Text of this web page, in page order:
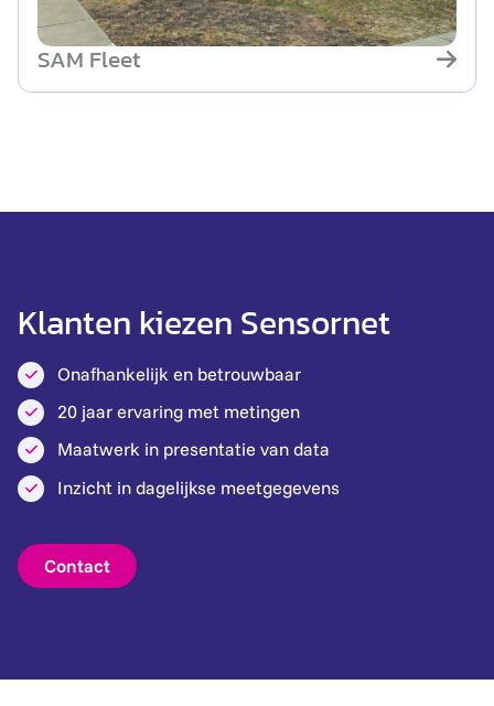
SAM Fleet
Klanten kiezen Sensornet
Onafhankelijk en betrouwbaar
20 jaar ervaring met metingen
Maatwerk in presentatie van data
Inzicht in dagelijkse meetgegevens
Contact